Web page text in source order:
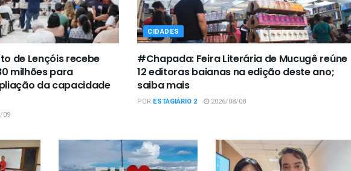
de Lençóis recebe
milhões para
da capacidade
09
CIDADES
#Chapada: Feira Literária de Mucugê reúne
12 editoras baianas na edição deste ano;
saiba mais
POR ESTAGIÁRIO 2 2026/08/08